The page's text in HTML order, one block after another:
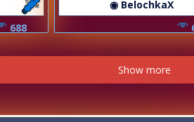
688
◉ BelochkaX
Show more